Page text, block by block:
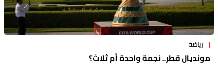
رياضة
مونديال قطر.. نجمة واحدة أم ثلاث؟